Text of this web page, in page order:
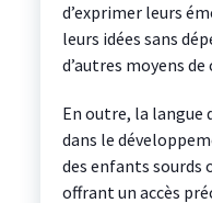
d’exprimer leurs
leurs idées sans
d’autres moyens
En outre, la langue
dans le
des enfants sourds
offrant un accès